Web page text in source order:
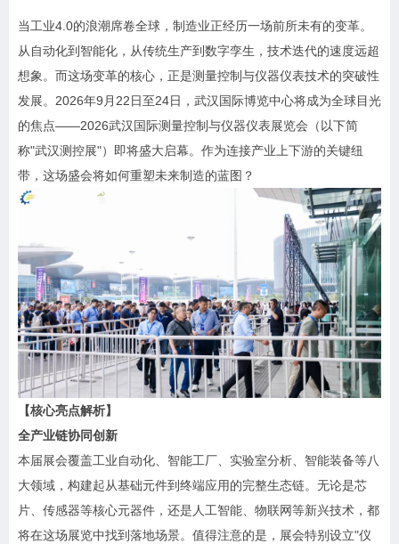
当工业4.0的浪潮席卷全球，制造业正经历一场前所未有的变革。
从自动化到智能化，从传统生产到数字孪生，技术迭代的速度远超
想象。而这场变革的核心，正是测量控制与仪器仪表技术的突破性
发展。2026年9月22日至24日，武汉国际博览中心将成为全球目光
的焦点——2026武汉国际测量控制与仪器仪表展览会（以下简
称"武汉测控展"）即将盛大启幕。作为连接产业上下游的关键纽
带，这场盛会将如何重塑未来制造的蓝图？
【核心亮点解析】
全产业链协同创新
本届展会覆盖工业自动化、智能工厂、实验室分析、智能装备等八
大领域，构建起从基础元件到终端应用的完整生态链。无论是芯
片、传感器等核心元器件，还是人工智能、物联网等新兴技术，都
将在这场展览中找到落地场景。值得注意的是，展会特别设立"仪